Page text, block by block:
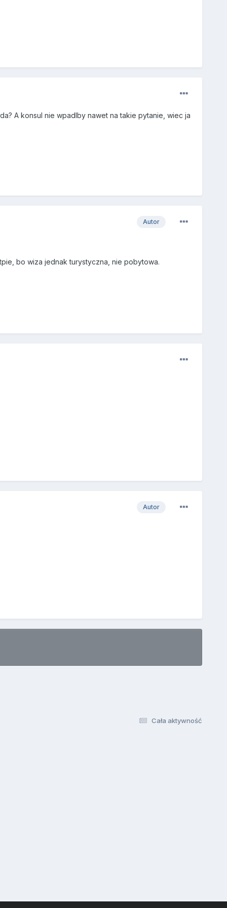
A konsul nie wpadlby nawet na takie pytanie, wiec ja
Autor
bo wiza jednak turystyczna, nie pobytowa.
Autor
Cała aktywność